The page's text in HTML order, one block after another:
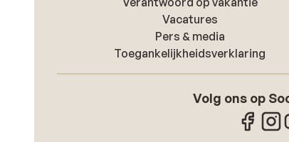
Vacatures
Pers & media
Toegankelijkheidsverklaring
Volg ons op